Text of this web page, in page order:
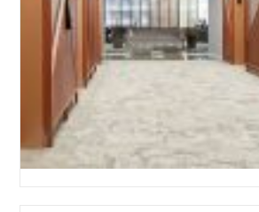
张
网